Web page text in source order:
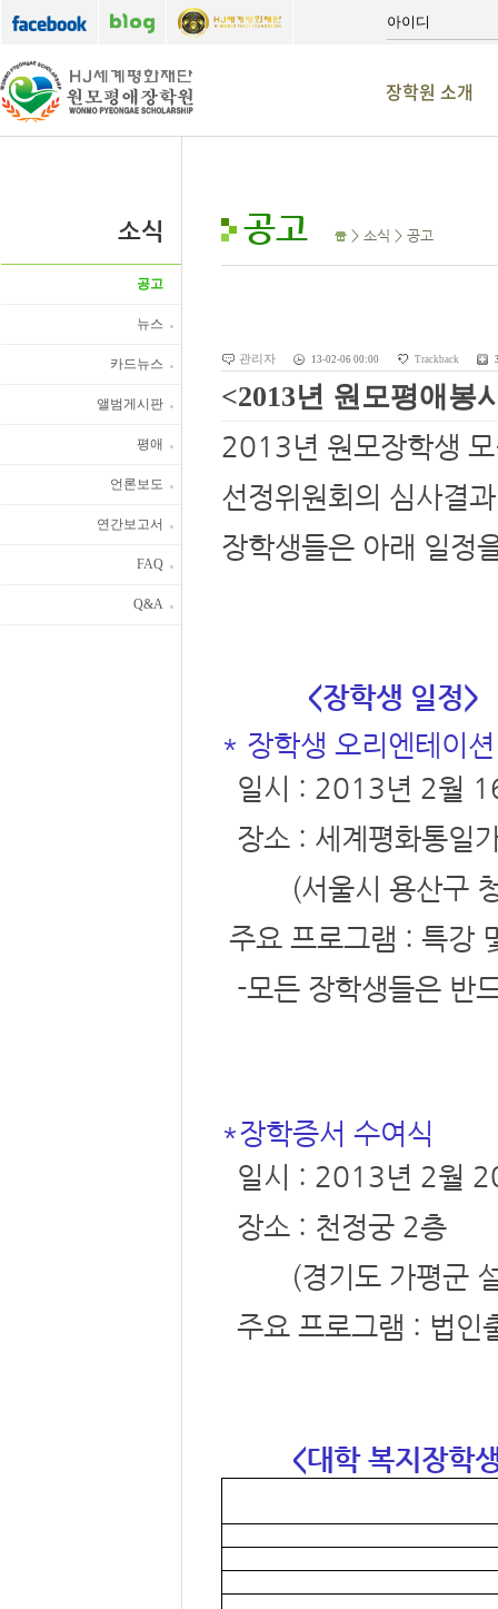
장학원 소개
소식
공고
뉴스
카드뉴스
앨범게시판
평애
언론보도
연간보고서
FAQ
Q&A
공고 > 소식 > 공고
관리자 13-02-06 00:00 Trackback
<2013년 원모평애봉
2013년 원모장학생
선정위원회의 심사결
장학생들은 아래 일정
<장학생 일정>
* 장학생 오리엔테이션
일시 : 2013년 2월
장소 : 세계평화통일
(서울시 용산구 청
주요 프로그램 : 특강
-모든 장학생들은 반
*장학증서 수여식
일시 : 2013년 2월
장소 : 천정궁 2층
(경기도 가평군 설
주요 프로그램 : 법인
<대학 복지장학생